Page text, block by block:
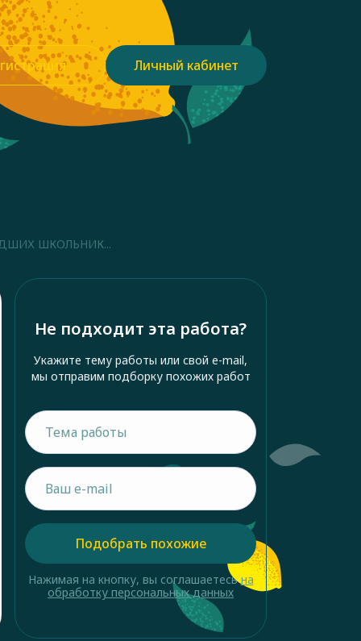
Личный кабинет
ШКОЛЬНИК...
Не подходит эта работа?
Укажите тему работы или свой e-mail,
мы отправим подборку похожих работ
Подобрать похожие
Нажимая на кнопку, вы соглашаетесьна
обработку персональных данных